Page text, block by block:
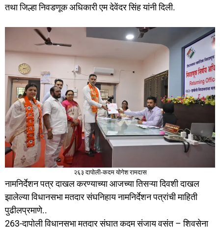
तथा जिल्हा निवडणूक अधिकारी एम देवेंदर सिंह यांनी दिली.
२६३ दापोली-कदम योगेश रामदास
नामनिर्देशन पत्र दाखल करण्याच्या आजच्या तिसऱ्या दिवशी दाखल
झालेल्या विधानसभा मतदार संघनिहाय नामनिर्देशन पत्रांची माहिती
पुढीलप्रमाणे..
263-दापोली विधानसभा मतदार संघात कदम संजाय वसंत – शिवसेना